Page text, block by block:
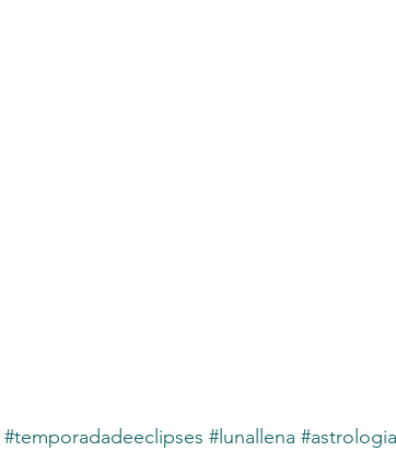
#temporadadeeclipses #lunallena #astrologia